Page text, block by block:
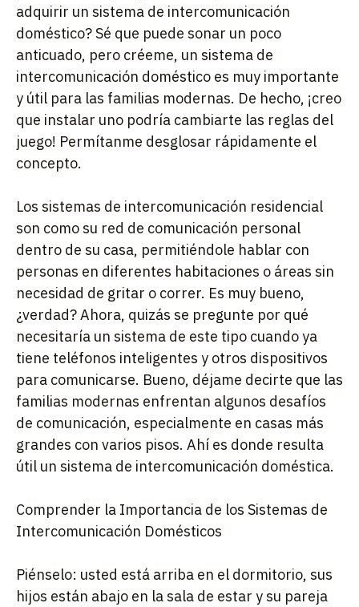
adquirir un sistema de intercomunicación
doméstico? Sé que puede sonar un poco
anticuado, pero créeme, un sistema de
intercomunicación doméstico es muy importante
y útil para las familias modernas. De hecho, ¡creo
que instalar uno podría cambiarte las reglas del
juego! Permítanme desglosar rápidamente el
concepto.
Los sistemas de intercomunicación residencial
son como su red de comunicación personal
dentro de su casa, permitiéndole hablar con
personas en diferentes habitaciones o áreas sin
necesidad de gritar o correr. Es muy bueno,
¿verdad? Ahora, quizás se pregunte por qué
necesitaría un sistema de este tipo cuando ya
tiene teléfonos inteligentes y otros dispositivos
para comunicarse. Bueno, déjame decirte que las
familias modernas enfrentan algunos desafíos
de comunicación, especialmente en casas más
grandes con varios pisos. Ahí es donde resulta
útil un sistema de intercomunicación doméstica.
Comprender la Importancia de los Sistemas de
Intercomunicación Domésticos
Piénselo: usted está arriba en el dormitorio, sus
hijos están abajo en la sala de estar y su pareja